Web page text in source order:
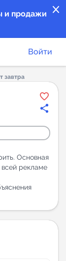
close
и продажи
Войти
завтра
Основная
рекламе